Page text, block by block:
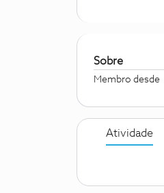
Sobre
Membro desde
Atividade